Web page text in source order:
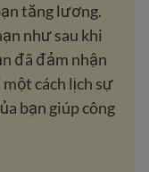
tăng lương.
như sau khi
đã đảm nhận
cách lịch sự
bạn giúp công